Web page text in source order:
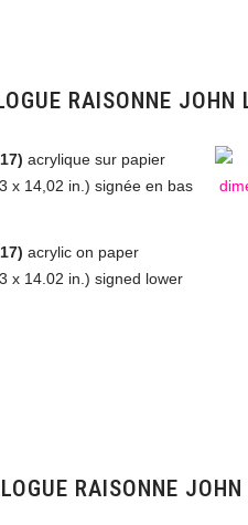
RAISONNE JOHN
acrylique sur papier
x 14,02 in.) signée en bas
acrylic on paper
x 14.02 in.) signed lower
RAISONNE JOHN